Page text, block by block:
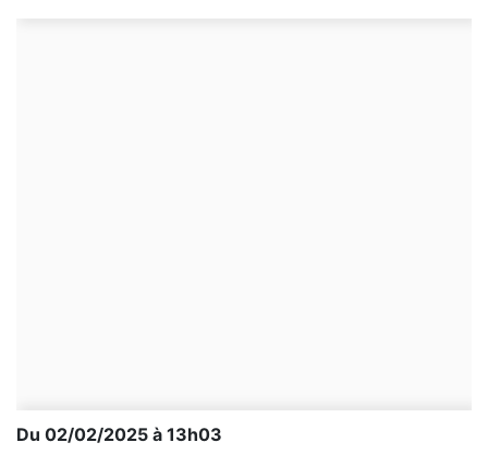
Du 02/02/2025 à 13h03